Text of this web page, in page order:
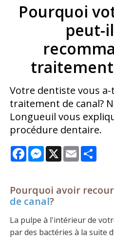
Pourquoi
peut-
traitement
Votre dentiste vous
traitement de canal?
Longueuil vous
procédure dentaire.
FacebookMessenger
X Email
Pourquoi avoir
de canal?
La pulpe à l'intérieur de
par des bactéries à la suite